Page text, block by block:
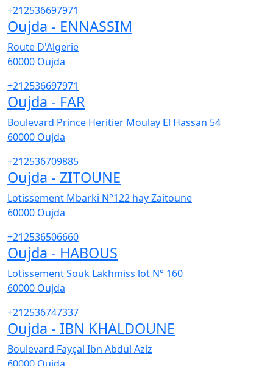
+212536697971
Oujda - ENNASSIM
Route D'Algerie
60000 Oujda
+212536697971
Oujda - FAR
Boulevard Prince Heritier Moulay El Hassan 54
60000 Oujda
+212536709885
Oujda - ZITOUNE
Lotissement Mbarki N°122 hay Zaitoune
60000 Oujda
+212536506660
Oujda - HABOUS
Lotissement Souk Lakhmiss lot N° 160
60000 Oujda
+212536747337
Oujda - IBN KHALDOUNE
Boulevard Fayçal Ibn Abdul Aziz